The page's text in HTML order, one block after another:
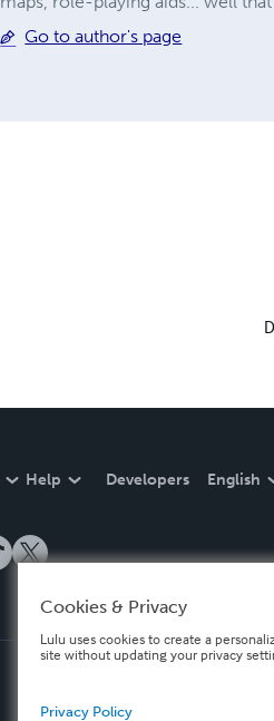
Go to author's page
Help Developers English
Cookies & Privacy
Lulu uses cookies to create a
site without updating your privacy
Privacy Policy